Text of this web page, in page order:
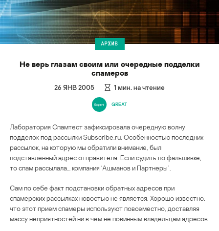
АРХИВ
Не верь глазам своим или очередные подделки
спамеров
26 ЯНВ 2005 1 мин. на чтение
GREAT
Лаборатория Спамтест зафиксировала очередную волну
подделок под рассылки Subscribe.ru. Особенностью последних
рассылок, на которую мы обратили внимание, был
подставленный адрес отправителя. Если судить по фальшивке,
то спам рассылала… компания ‘Ашманов и Партнеры’.
Сам по себе факт подстановки обратных адресов при
спамерских рассылках новостью не является. Хорошо известно,
что этот прием спамеры используют повсеместно, доставляя
массу неприятностей ни в чем не повинным владельцам адресов.